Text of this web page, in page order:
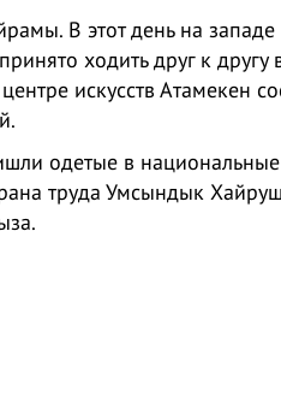
В этот день на
ходить друг к
искусств Атамекен
одетые в
труда Умсындык